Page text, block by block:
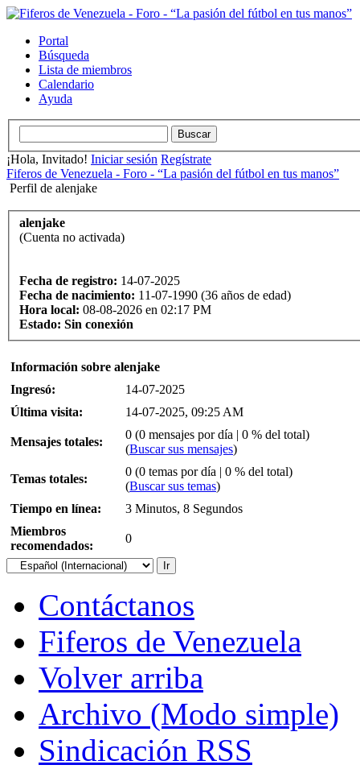
Portal
Búsqueda
Lista de miembros
Calendario
Ayuda
¡Hola, Invitado! Iniciar sesión Regístrate
Fiferos de Venezuela - Foro - “La pasión del fútbol en tus manos”
Perfil de alenjake
alenjake
(Cuenta no activada)
Fecha de registro: 14-07-2025
Fecha de nacimiento: 11-07-1990 (36 años de edad)
Hora local: 08-08-2026 en 02:17 PM
Estado: Sin conexión
Información sobre alenjake
Ingresó:
14-07-2025
Última visita:
14-07-2025, 09:25 AM
Mensajes totales:
0 (0 mensajes por día | 0 % del total)
(Buscar sus mensajes)
Temas totales:
0 (0 temas por día | 0 % del total)
(Buscar sus temas)
Tiempo en línea:
3 Minutos, 8 Segundos
Miembros
recomendados:
0
Contáctanos
Fiferos de Venezuela
Volver arriba
Archivo (Modo simple)
Sindicación RSS